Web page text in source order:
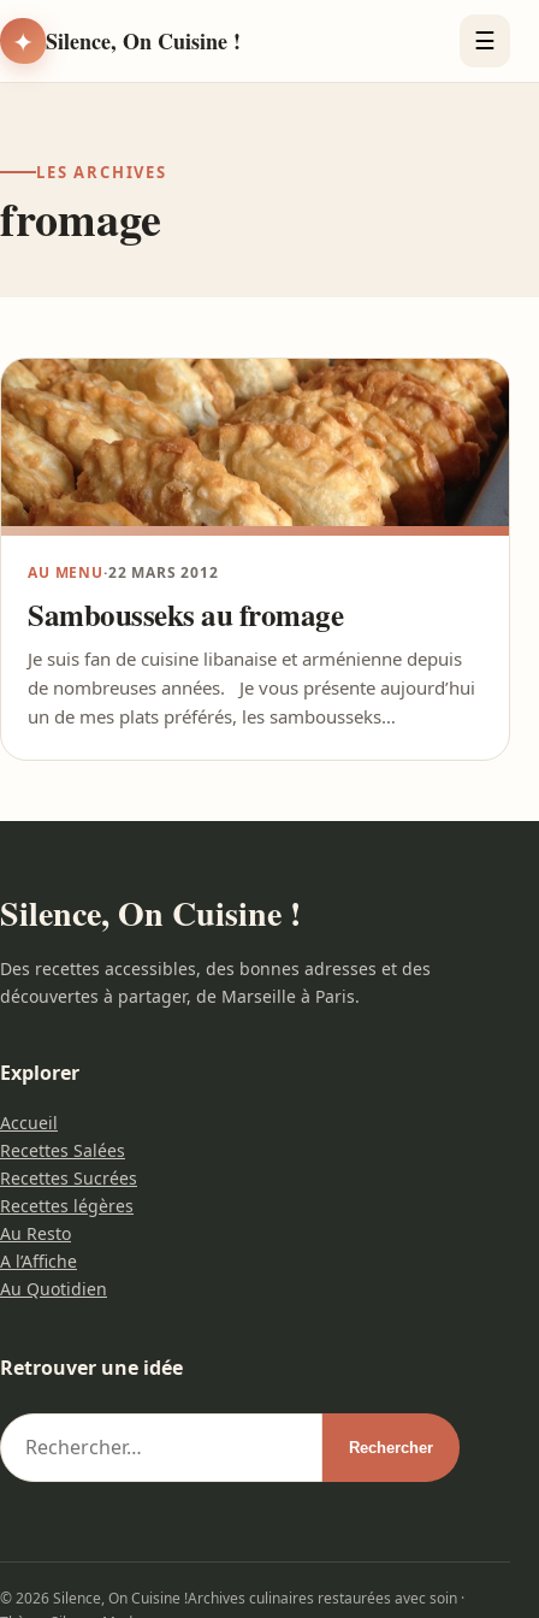
✦ Silence, On Cuisine ! ☰
LES ARCHIVES
fromage
AU MENU·22 MARS 2012
Sambousseks au fromage
Je suis fan de cuisine libanaise et arménienne depuis
de nombreuses années. Je vous présente aujourd’hui
un de mes plats préférés, les sambousseks…
Silence, On Cuisine !
Des recettes accessibles, des bonnes adresses et des
découvertes à partager, de Marseille à Paris.
Explorer
Accueil
Recettes Salées
Recettes Sucrées
Recettes légères
Au Resto
A l’Affiche
Au Quotidien
Retrouver une idée
© 2026 Silence, On Cuisine !Archives culinaires restaurées avec soin ·